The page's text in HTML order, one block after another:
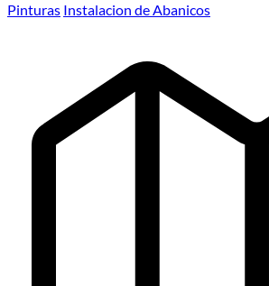
Pinturas Instalacion de Abanicos